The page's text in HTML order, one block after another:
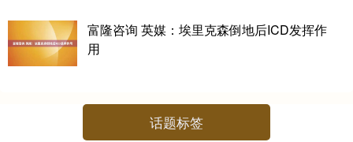
富隆咨询 英媒：埃里克森倒地后ICD发挥作
用
话题标签